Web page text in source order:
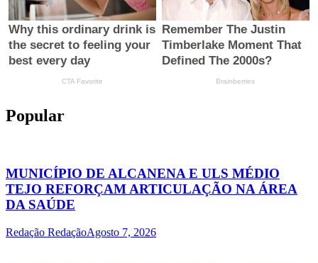
Popular
MUNICÍPIO DE ALCANENA E ULS MÉDIO
TEJO REFORÇAM ARTICULAÇÃO NA ÁREA
DA SAÚDE
Redação RedaçãoAgosto 7, 2026